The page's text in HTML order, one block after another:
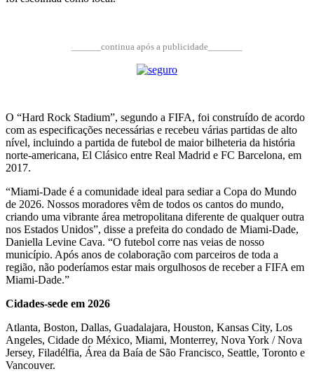
______continua após a publicidade_______
O “Hard Rock Stadium”, segundo a FIFA, foi construído de acordo
com as especificações necessárias e recebeu várias partidas de alto
nível, incluindo a partida de futebol de maior bilheteria da história
norte-americana, El Clásico entre Real Madrid e FC Barcelona, ​​em
2017.
“Miami-Dade é a comunidade ideal para sediar a Copa do Mundo
de 2026. Nossos moradores vêm de todos os cantos do mundo,
criando uma vibrante área metropolitana diferente de qualquer outra
nos Estados Unidos”, disse a prefeita do condado de Miami-Dade,
Daniella Levine Cava. “O futebol corre nas veias de nosso
município. Após anos de colaboração com parceiros de toda a
região, não poderíamos estar mais orgulhosos de receber a FIFA em
Miami-Dade.”
Cidades-sede em 2026
Atlanta, Boston, Dallas, Guadalajara, Houston, Kansas City, Los
Angeles, Cidade do México, Miami, Monterrey, Nova York / Nova
Jersey, Filadélfia, Área da Baía de São Francisco, Seattle, Toronto e
Vancouver.